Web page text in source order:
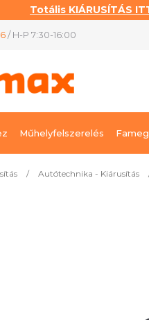
Totális KIÁRUSÍTÁS
/ H-P 7:30-16:00
Műhelyfelszerelés
/ Autótechnika - Kiárusítás